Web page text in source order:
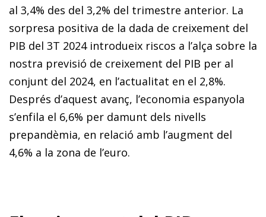
al 3,4% des del 3,2% del trimestre anterior. La
sorpresa positiva de la dada de creixement del
PIB del 3T 2024 intro­­dueix riscos a l’alça sobre la
nostra previsió de creixement del PIB per al
conjunt del 2024, en l’actualitat en el 2,8%.
Després d’aquest avanç, l’economia espanyola
s’enfila el 6,6% per damunt dels nivells
prepandèmia, en relació amb l’augment del
4,6% a la zona de l’euro.